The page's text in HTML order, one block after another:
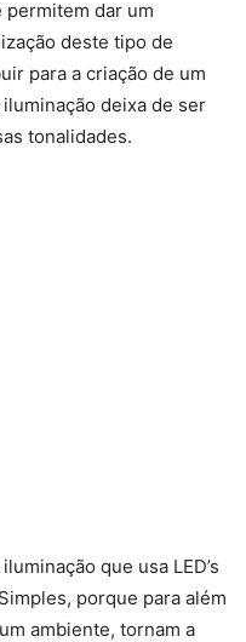
permitem dar um
deste tipo de
para a criação de um
deixa de ser
tonalidades.
que usa LED’s
porque para além
ambiente, tornam a